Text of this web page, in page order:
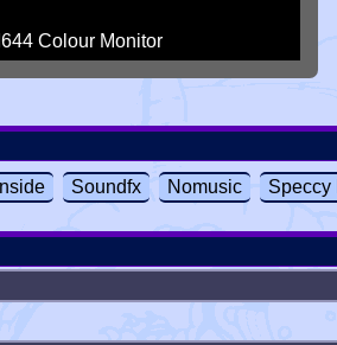
Colour Monitor
Soundfx Nomusic Speccy